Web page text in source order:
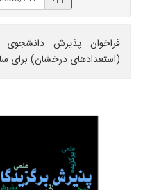
فراخوان پذیرش
(استعدادهای درخشان) برای سال